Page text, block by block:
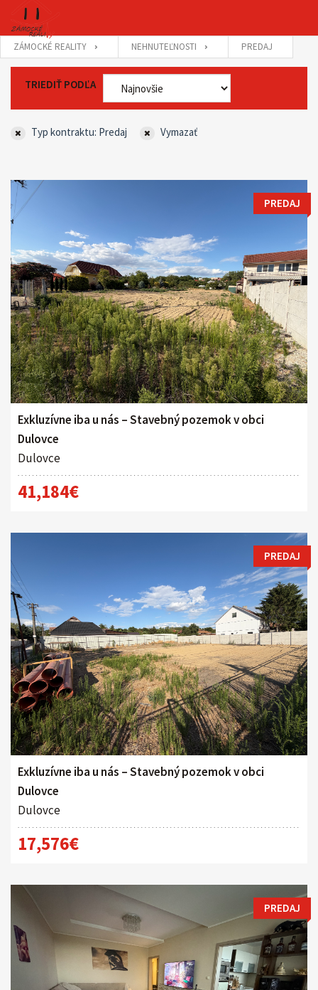
ZÁMOCKÉ REALITY NEHNUTEĽNOSTI PREDAJ
TRIEDIŤ PODĽA
Typ kontraktu: Predaj Vymazať
PREDAJ
Exkluzívne iba u nás – Stavebný pozemok v obci
Dulovce
Dulovce
41,184€
PREDAJ
Exkluzívne iba u nás – Stavebný pozemok v obci
Dulovce
Dulovce
17,576€
PREDAJ